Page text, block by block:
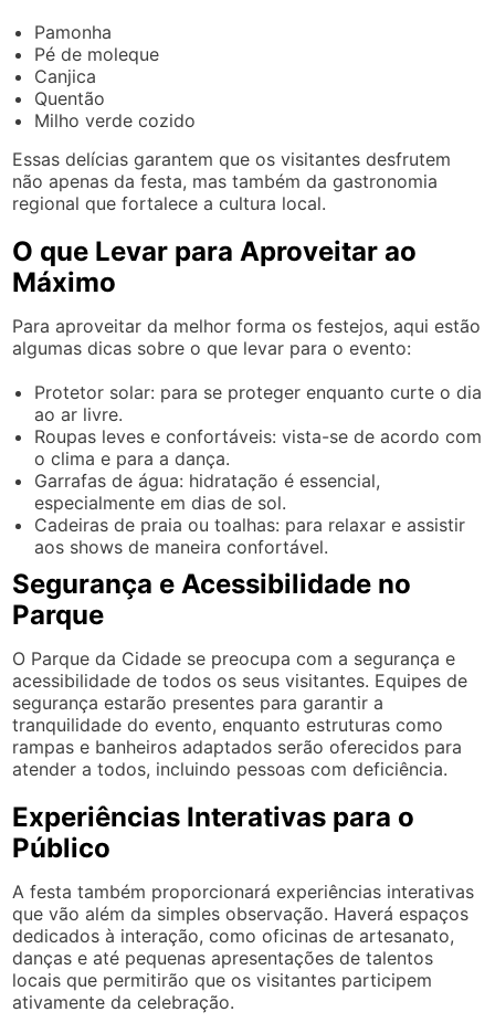
Pamonha
Pé de moleque
Canjica
Quentão
Milho verde cozido
Essas delícias garantem que os visitantes desfrutem
não apenas da festa, mas também da gastronomia
regional que fortalece a cultura local.
O que Levar para Aproveitar ao
Máximo
Para aproveitar da melhor forma os festejos, aqui estão
algumas dicas sobre o que levar para o evento:
Protetor solar: para se proteger enquanto curte o dia
ao ar livre.
Roupas leves e confortáveis: vista-se de acordo com
o clima e para a dança.
Garrafas de água: hidratação é essencial,
especialmente em dias de sol.
Cadeiras de praia ou toalhas: para relaxar e assistir
aos shows de maneira confortável.
Segurança e Acessibilidade no
Parque
O Parque da Cidade se preocupa com a segurança e
acessibilidade de todos os seus visitantes. Equipes de
segurança estarão presentes para garantir a
tranquilidade do evento, enquanto estruturas como
rampas e banheiros adaptados serão oferecidos para
atender a todos, incluindo pessoas com deficiência.
Experiências Interativas para o
Público
A festa também proporcionará experiências interativas
que vão além da simples observação. Haverá espaços
dedicados à interação, como oficinas de artesanato,
danças e até pequenas apresentações de talentos
locais que permitirão que os visitantes participem
ativamente da celebração.